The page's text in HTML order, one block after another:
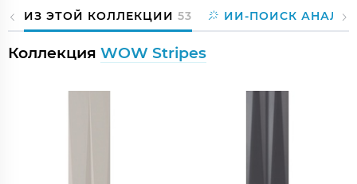
ИЗ ЭТОЙ КОЛЛЕКЦИИ 53 ИИ-ПОИСК
Коллекция WOW Stripes